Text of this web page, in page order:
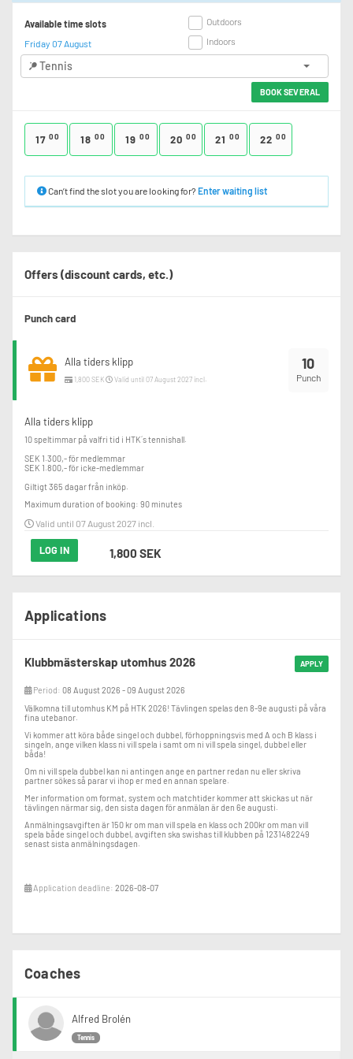
Available time slots
Friday 07 August
Outdoors
Indoors
Tennis
BOOK SEVERAL
17 00 18 00 19 00 20 00 21 00 22 00
Can’t find the slot you are looking for? Enter waiting list
Offers (discount cards, etc.)
Punch card
10
Punch
Alla tiders klipp
1,800 SEK Valid until 07 August 2027 incl.
Alla tiders klipp
10 speltimmar på valfri tid i HTK´s tennishall.
SEK 1.300,- för medlemmar
SEK 1.800,- för icke-medlemmar
Giltigt 365 dagar från inköp.
Maximum duration of booking: 90 minutes
Valid until 07 August 2027 incl.
LOG IN 1,800 SEK
Applications
APPLY
Klubbmästerskap utomhus 2026
Period: 08 August 2026 - 09 August 2026
Välkomna till utomhus KM på HTK 2026! Tävlingen spelas den 8-9e augusti på våra
fina utebanor.
Vi kommer att köra både singel och dubbel, förhoppningsvis med A och B klass i
singeln, ange vilken klass ni vill spela i samt om ni vill spela singel, dubbel eller
båda!
Om ni vill spela dubbel kan ni antingen ange en partner redan nu eller skriva
partner sökes så parar vi ihop er med en annan spelare.
Mer information om format, system och matchtider kommer att skickas ut när
tävlingen närmar sig, den sista dagen för anmälan är den 6e augusti.
Anmälningsavgiften är 150 kr om man vill spela en klass och 200kr om man vill
spela både singel och dubbel, avgiften ska swishas till klubben på 1231482249
senast sista anmälningsdagen.
Application deadline: 2026-08-07
Coaches
Alfred Brolén
Tennis